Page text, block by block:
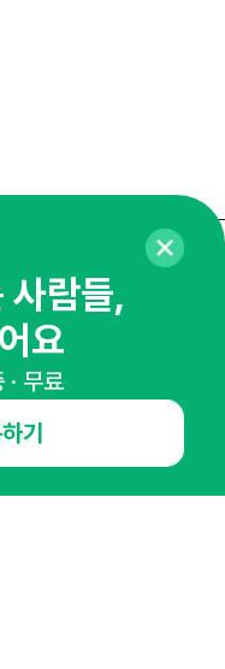
사람들,
요
무료
기